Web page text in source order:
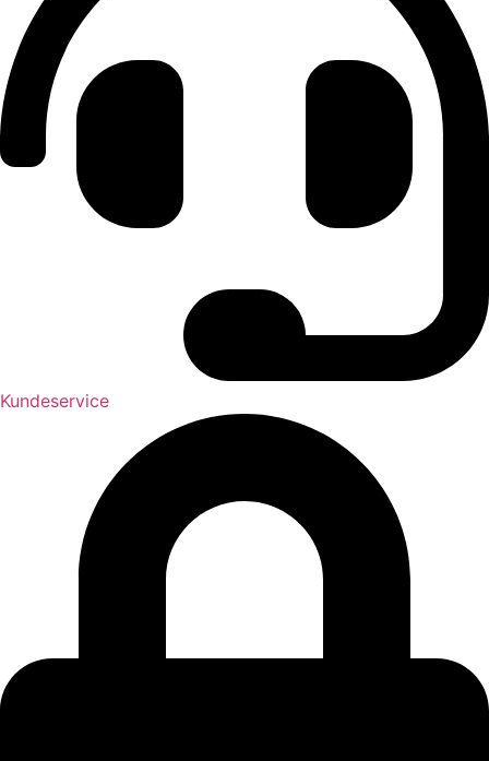
Kundeservice